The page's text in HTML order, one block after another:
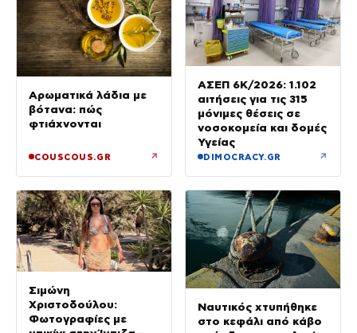
Αρωματικά λάδια με
βότανα: πώς
φτιάχνονται
COUSCOUS.GR ↗
ΑΣΕΠ 6Κ/2026: 1.102
αιτήσεις για τις 315
μόνιμες θέσεις σε
νοσοκομεία και δομές
Υγείας
DIMOCRACY.GR ↗
Σιμώνη
Χριστοδούλου:
Φωτογραφίες με
Ναυτικός χτυπήθηκε
στο κεφάλι από κάβο